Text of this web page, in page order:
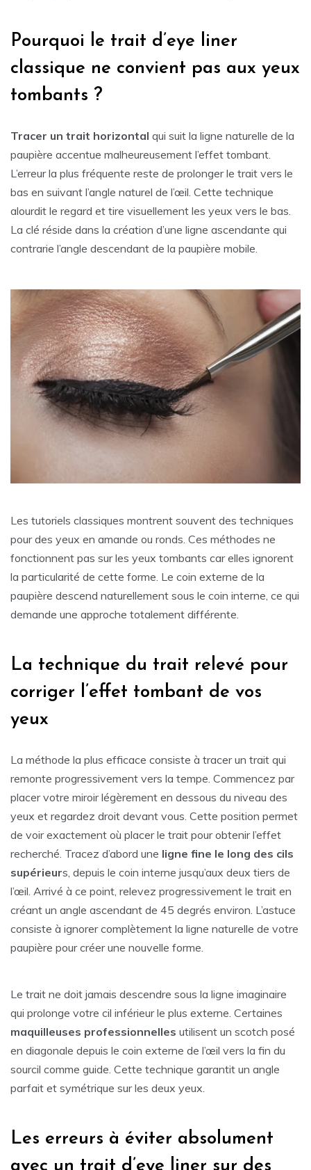
Pourquoi le trait d’eye liner
classique ne convient pas aux yeux
tombants ?
Tracer un trait horizontal qui suit la ligne naturelle de la
paupière accentue malheureusement l’effet tombant.
L’erreur la plus fréquente reste de prolonger le trait vers le
bas en suivant l’angle naturel de l’œil. Cette technique
alourdit le regard et tire visuellement les yeux vers le bas.
La clé réside dans la création d’une ligne ascendante qui
contrarie l’angle descendant de la paupière mobile.
Les tutoriels classiques montrent souvent des techniques
pour des yeux en amande ou ronds. Ces méthodes ne
fonctionnent pas sur les yeux tombants car elles ignorent
la particularité de cette forme. Le coin externe de la
paupière descend naturellement sous le coin interne, ce qui
demande une approche totalement différente.
La technique du trait relevé pour
corriger l’effet tombant de vos
yeux
La méthode la plus efficace consiste à tracer un trait qui
remonte progressivement vers la tempe. Commencez par
placer votre miroir légèrement en dessous du niveau des
yeux et regardez droit devant vous. Cette position permet
de voir exactement où placer le trait pour obtenir l’effet
recherché. Tracez d’abord une ligne fine le long des cils
supérieurs, depuis le coin interne jusqu’aux deux tiers de
l’œil. Arrivé à ce point, relevez progressivement le trait en
créant un angle ascendant de 45 degrés environ. L’astuce
consiste à ignorer complètement la ligne naturelle de votre
paupière pour créer une nouvelle forme.
Le trait ne doit jamais descendre sous la ligne imaginaire
qui prolonge votre cil inférieur le plus externe. Certaines
maquilleuses professionnelles utilisent un scotch posé
en diagonale depuis le coin externe de l’œil vers la fin du
sourcil comme guide. Cette technique garantit un angle
parfait et symétrique sur les deux yeux.
Les erreurs à éviter absolument
avec un trait d’eye liner sur des